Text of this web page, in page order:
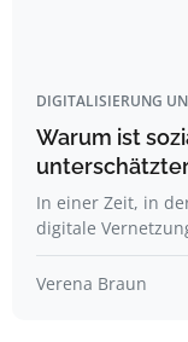
DIGITALISIERUNG
Warum ist
In einer Zeit, in
digitale
Verena Braun